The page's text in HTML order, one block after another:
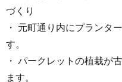
づくり
・ 元町通り内にプランタ
す。
・ パークレットの植栽が
ます。